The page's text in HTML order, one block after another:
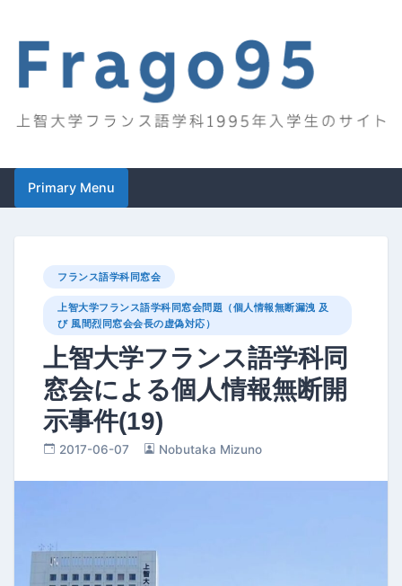
content
Frago95
Primary Menu
フランス語学科同窓会
上智大学フランス語学科同窓会問題（個人情報無断漏洩 及
び 風間烈同窓会会長の虚偽対応）
上智大学フランス語学科同
窓会による個人情報無断開
示事件(19)
2017-06-07 Nobutaka Mizuno